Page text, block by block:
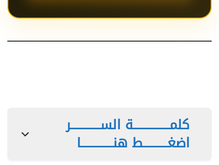
كلمـــــــــــــــة الســــــــــــر
اضغــــــــــط هنـــــــــــــا